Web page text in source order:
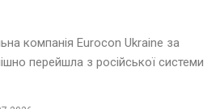
компанія Eurocon Ukraine за
перейшла з російської системи